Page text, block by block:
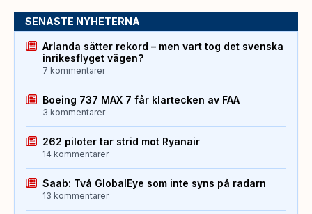
SENASTE NYHETERNA
Arlanda sätter rekord – men vart tog det svenska
inrikesflyget vägen?
7 kommentarer
Boeing 737 MAX 7 får klartecken av FAA
3 kommentarer
262 piloter tar strid mot Ryanair
14 kommentarer
Saab: Två GlobalEye som inte syns på radarn
13 kommentarer